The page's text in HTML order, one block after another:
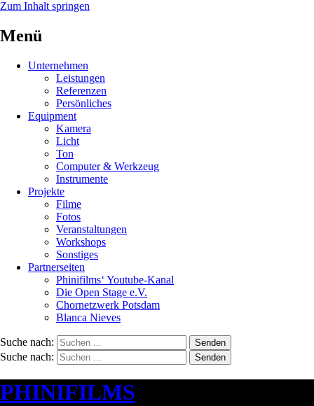
Zum Inhalt springen
Menü
Unternehmen
Leistungen
Referenzen
Persönliches
Equipment
Kamera
Licht
Ton
Computer & Werkzeug
Instrumente
Projekte
Filme
Fotos
Veranstaltungen
Workshops
Sonstiges
Partnerseiten
Phinifilms‘ Youtube-Kanal
Die Open Stage e.V.
Chornetzwerk Potsdam
Blanca Nieves
Suche nach: Senden
Suche nach: Senden
PHINIFILMS